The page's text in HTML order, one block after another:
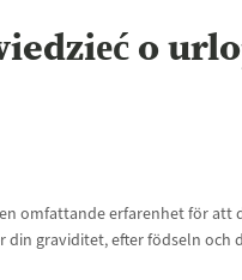
o
omfattande erfarenhet för att
graviditet, efter födseln och